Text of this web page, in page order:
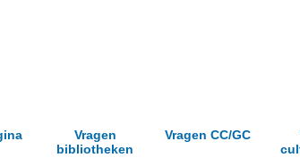
Vragen
bibliotheken
Vragen CC/GC